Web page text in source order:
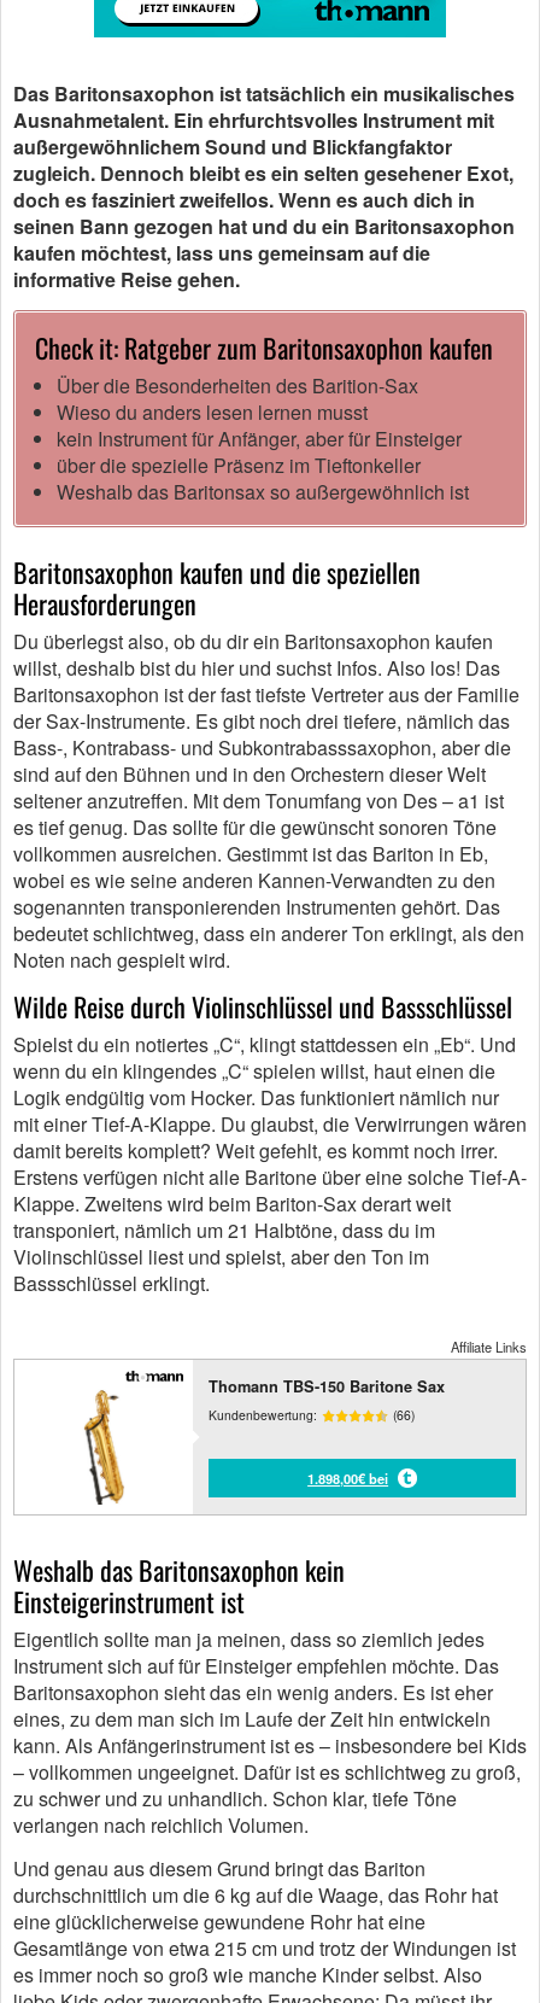
Das Baritonsaxophon ist tatsächlich ein musikalisches
Ausnahmetalent. Ein ehrfurchtsvolles Instrument mit
außergewöhnlichem Sound und Blickfangfaktor
zugleich. Dennoch bleibt es ein selten gesehener Exot,
doch es fasziniert zweifellos. Wenn es auch dich in
seinen Bann gezogen hat und du ein Baritonsaxophon
kaufen möchtest, lass uns gemeinsam auf die
informative Reise gehen.
Check it: Ratgeber zum Baritonsaxophon kaufen
Über die Besonderheiten des Barition-Sax
Wieso du anders lesen lernen musst
kein Instrument für Anfänger, aber für Einsteiger
über die spezielle Präsenz im Tieftonkeller
Weshalb das Baritonsax so außergewöhnlich ist
Baritonsaxophon kaufen und die speziellen
Herausforderungen
Du überlegst also, ob du dir ein Baritonsaxophon kaufen
willst, deshalb bist du hier und suchst Infos. Also los! Das
Baritonsaxophon ist der fast tiefste Vertreter aus der Familie
der Sax-Instrumente. Es gibt noch drei tiefere, nämlich das
Bass-, Kontrabass- und Subkontrabasssaxophon, aber die
sind auf den Bühnen und in den Orchestern dieser Welt
seltener anzutreffen. Mit dem Tonumfang von Des – a1 ist
es tief genug. Das sollte für die gewünscht sonoren Töne
vollkommen ausreichen. Gestimmt ist das Bariton in Eb,
wobei es wie seine anderen Kannen-Verwandten zu den
sogenannten transponierenden Instrumenten gehört. Das
bedeutet schlichtweg, dass ein anderer Ton erklingt, als den
Noten nach gespielt wird.
Wilde Reise durch Violinschlüssel und Bassschlüssel
Spielst du ein notiertes „C“, klingt stattdessen ein „Eb“. Und
wenn du ein klingendes „C“ spielen willst, haut einen die
Logik endgültig vom Hocker. Das funktioniert nämlich nur
mit einer Tief-A-Klappe. Du glaubst, die Verwirrungen wären
damit bereits komplett? Weit gefehlt, es kommt noch irrer.
Erstens verfügen nicht alle Baritone über eine solche Tief-A-
Klappe. Zweitens wird beim Bariton-Sax derart weit
transponiert, nämlich um 21 Halbtöne, dass du im
Violinschlüssel liest und spielst, aber den Ton im
Bassschlüssel erklingt.
Affiliate Links
Thomann TBS-150 Baritone Sax
Kundenbewertung: (66)
1.898,00€ bei
Weshalb das Baritonsaxophon kein
Einsteigerinstrument ist
Eigentlich sollte man ja meinen, dass so ziemlich jedes
Instrument sich auf für Einsteiger empfehlen möchte. Das
Baritonsaxophon sieht das ein wenig anders. Es ist eher
eines, zu dem man sich im Laufe der Zeit hin entwickeln
kann. Als Anfängerinstrument ist es – insbesondere bei Kids
– vollkommen ungeeignet. Dafür ist es schlichtweg zu groß,
zu schwer und zu unhandlich. Schon klar, tiefe Töne
verlangen nach reichlich Volumen.
Und genau aus diesem Grund bringt das Bariton
durchschnittlich um die 6 kg auf die Waage, das Rohr hat
eine glücklicherweise gewundene Rohr hat eine
Gesamtlänge von etwa 215 cm und trotz der Windungen ist
es immer noch so groß wie manche Kinder selbst. Also